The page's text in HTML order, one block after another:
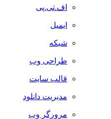
اف.تی.پی
ایمیل
شبکه
طراحی وب
قالب سایت
مدیریت دانلود
مرورگر وب